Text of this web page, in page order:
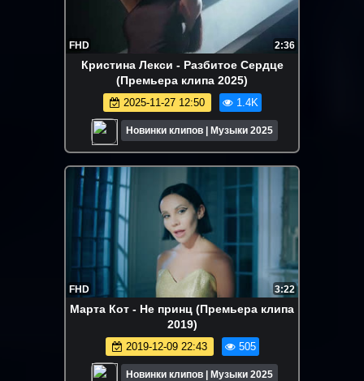
FHD 2:36
Кристина Лекси - Разбитое Сердце
(Премьера клипа 2025)
2025-11-27 12:50 1.4K
Новинки клипов | Музыки 2025
FHD 3:22
Марта Кот - Не принц (Премьера клипа
2019)
2019-12-09 22:43 505
Новинки клипов | Музыки 2025